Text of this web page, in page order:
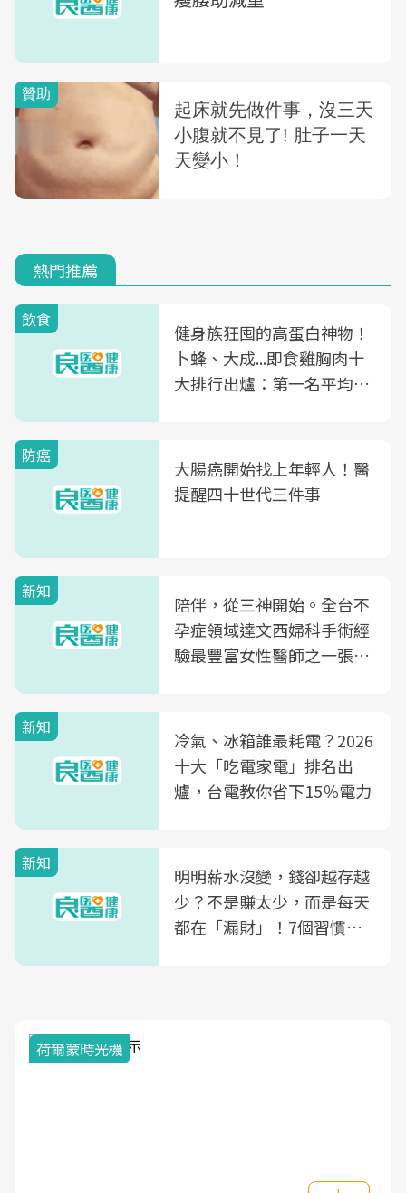
熱門推薦
飲食
健身族狂囤的高蛋白神物！
卜蜂、大成...即食雞胸肉十
大排行出爐：第一名平均一
防癌
大腸癌開始找上年輕人！醫
提醒四十世代三件事
新知
陪伴，從三神開始。全台不
孕症領域達文西婦科手術經
驗最豐富女性醫師之一張永
光田醫院建構360度女性健
康照護生態圈
新知
冷氣、冰箱誰最耗電？2026
十大「吃電家電」排名出
爐，台電教你省下15％電力
新知
明明薪水沒變，錢卻越存越
少？不是賺太少，而是每天
都在「漏財」！7個習慣一
荷爾蒙時光機